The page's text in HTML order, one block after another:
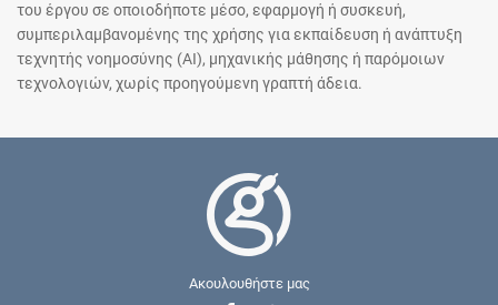
του έργου σε οποιοδήποτε μέσο, εφαρμογή ή συσκευή,
συμπεριλαμβανομένης της χρήσης για εκπαίδευση ή ανάπτυξη
τεχνητής νοημοσύνης (AI), μηχανικής μάθησης ή παρόμοιων
τεχνολογιών, χωρίς προηγούμενη γραπτή άδεια.
Ακουλουθήστε μας